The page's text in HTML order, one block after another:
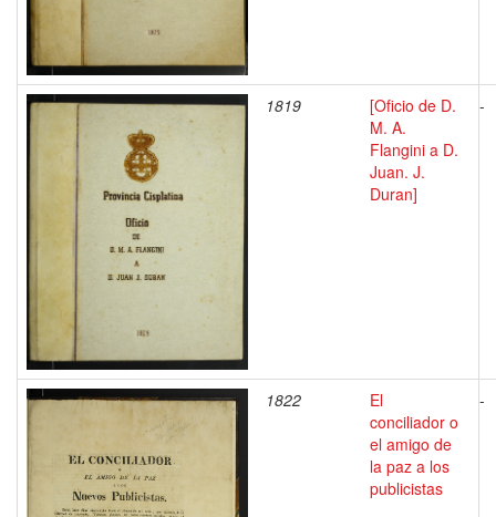
1819
[Oficio de D.
M. A.
Flangini a D.
Juan. J.
Duran]
-
1822
El
conciliador o
el amigo de
la paz a los
publicistas
-